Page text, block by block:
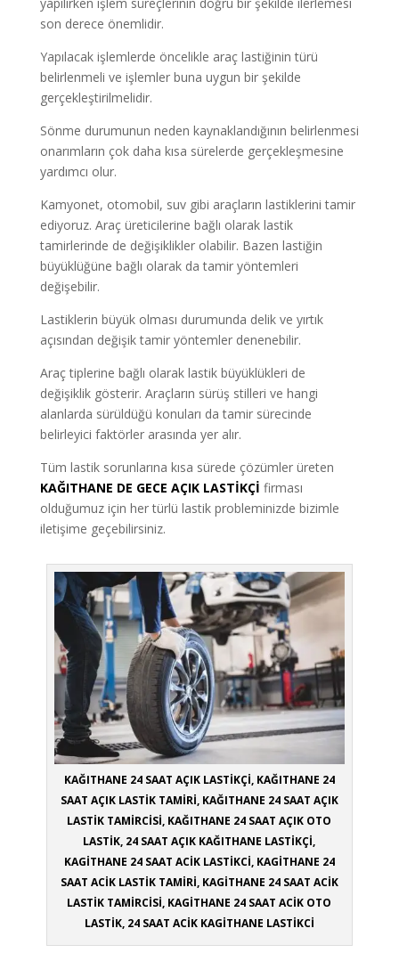
son derece önemlidir.
Yapılacak işlemlerde öncelikle araç lastiğinin türü
belirlenmeli ve işlemler buna uygun bir şekilde
gerçekleştirilmelidir.
Sönme durumunun neden kaynaklandığının belirlenmesi
onarımların çok daha kısa sürelerde gerçekleşmesine
yardımcı olur.
Kamyonet, otomobil, suv gibi araçların lastiklerini tamir
ediyoruz. Araç üreticilerine bağlı olarak lastik
tamirlerinde de değişiklikler olabilir. Bazen lastiğin
büyüklüğüne bağlı olarak da tamir yöntemleri
değişebilir.
Lastiklerin büyük olması durumunda delik ve yırtık
açısından değişik tamir yöntemler denenebilir.
Araç tiplerine bağlı olarak lastik büyüklükleri de
değişiklik gösterir. Araçların sürüş stilleri ve hangi
alanlarda sürüldüğü konuları da tamir sürecinde
belirleyici faktörler arasında yer alır.
Tüm lastik sorunlarına kısa sürede çözümler üreten
KAĞITHANE DE GECE AÇIK LASTİKÇİ firması
olduğumuz için her türlü lastik probleminizde bizimle
iletişime geçebilirsiniz.
KAĞITHANE 24 SAAT AÇIK LASTİKÇİ, KAĞITHANE 24
SAAT AÇIK LASTİK TAMİRİ, KAĞITHANE 24 SAAT AÇIK
LASTİK TAMİRCİSİ, KAĞITHANE 24 SAAT AÇIK OTO
LASTİK, 24 SAAT AÇIK KAĞITHANE LASTİKÇİ,
KAGİTHANE 24 SAAT ACİK LASTİKCİ, KAGİTHANE 24
SAAT ACİK LASTİK TAMİRİ, KAGİTHANE 24 SAAT ACİK
LASTİK TAMİRCİSİ, KAGİTHANE 24 SAAT ACİK OTO
LASTİK, 24 SAAT ACİK KAGİTHANE LASTİKCİ